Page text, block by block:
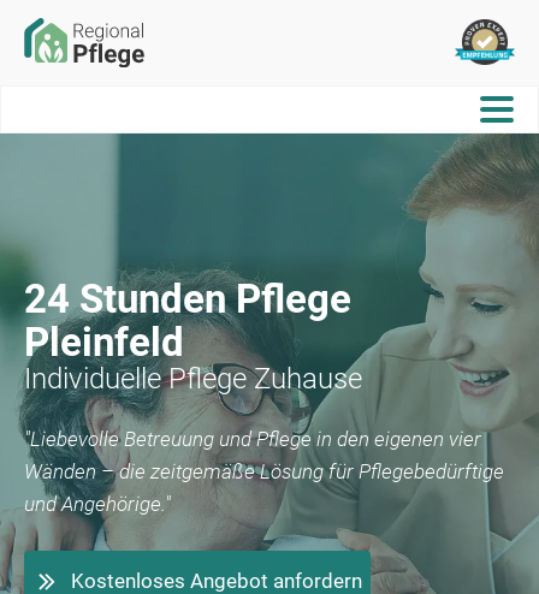
24 Stunden Pflege
Pleinfeld
Individuelle Pflege Zuhause
"Liebevolle Betreuung und Pflege in den eigenen vier
Wänden – die zeitgemäße Lösung für Pflegebedürftige
und Angehörige."
Kostenloses Angebot anfordern